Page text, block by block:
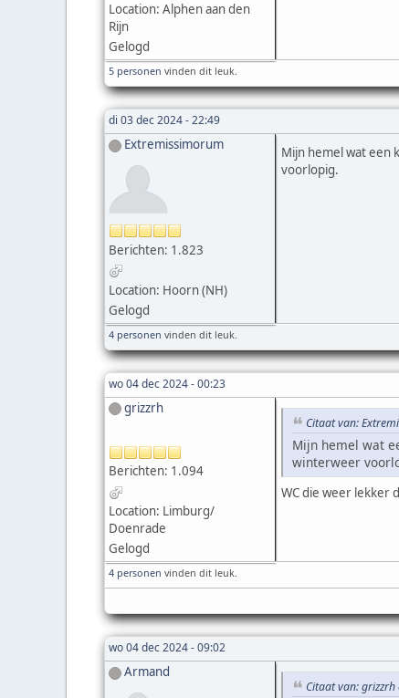
Location: Alphen aan den
Rijn
Gelogd
5 personen vinden dit leuk.
di 03 dec 2024 - 22:49
Extremissimorum
Berichten: 1.823
Location: Hoorn (NH)
Gelogd
Mijn hemel wat een
voorlopig.
4 personen vinden dit leuk.
wo 04 dec 2024 - 00:23
grizzrh
Berichten: 1.094
Location: Limburg/
Doenrade
Gelogd
Citaat van:
Mijn hemel wat
winterweer
WC die weer lekker
4 personen vinden dit leuk.
wo 04 dec 2024 - 09:02
Armand
Citaat van: